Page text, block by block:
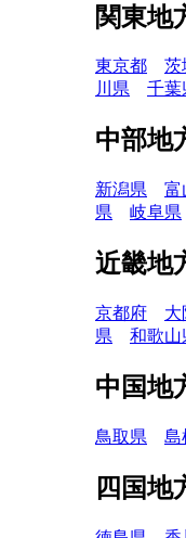
関東地
東京都 茨
川県
千葉
中部地
新潟県 富
県
岐阜県
近畿地
京都府 大
県
和歌山
中国地
鳥取県 島
四国地